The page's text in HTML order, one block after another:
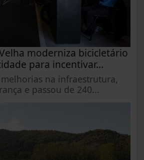
moderniza bicicletário
para incentivar...
melhorias na infraestrutura,
e passou de 240...